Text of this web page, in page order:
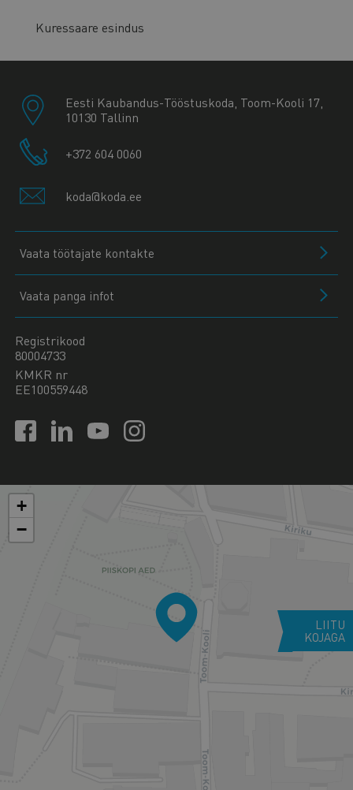
Kuressaare esindus
Eesti Kaubandus-Tööstuskoda, Toom-Kooli 17,
10130 Tallinn
+372 604 0060
koda@koda.ee
Vaata töötajate kontakte
Vaata panga infot
Registrikood
80004733
KMKR nr
EE100559448
+
−
LIITU
KOJAGA